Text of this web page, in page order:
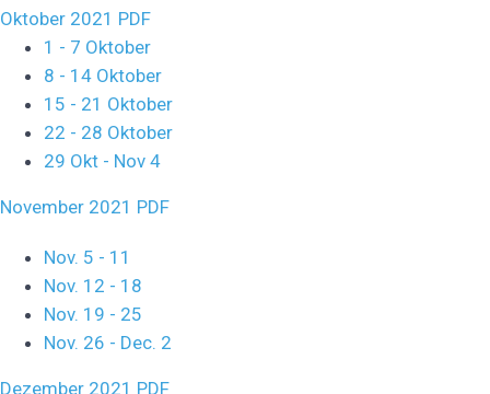
Oktober 2021 PDF
1 - 7 Oktober
8 - 14 Oktober
15 - 21 Oktober
22 - 28 Oktober
29 Okt - Nov 4
November 2021 PDF
Nov. 5 - 11
Nov. 12 - 18
Nov. 19 - 25
Nov. 26 - Dec. 2
Dezember 2021 PDF